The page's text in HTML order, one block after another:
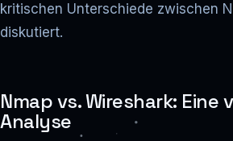
kritischen Unterschiede zwischen
diskutiert.
Nmap vs. Wireshark: Eine
Analyse